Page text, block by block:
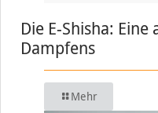
Die E-Shisha:
Dampfens
Mehr